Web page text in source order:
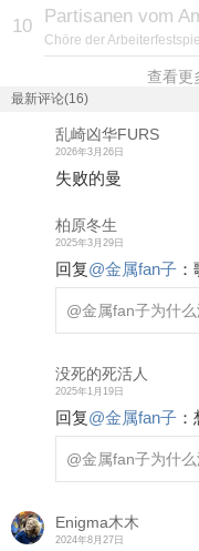
10
Chöre der
查看更
最新评论(16)
乱崎凶华FURS
2026年3月26日
失败的曼
柏原冬生
2025年3月29日
回复@金属fan子 ：
@金属fan子为什么
没死的死活人
2025年1月19日
回复@金属fan子 ：
@金属fan子为什么
Enigma木木
2024年8月27日